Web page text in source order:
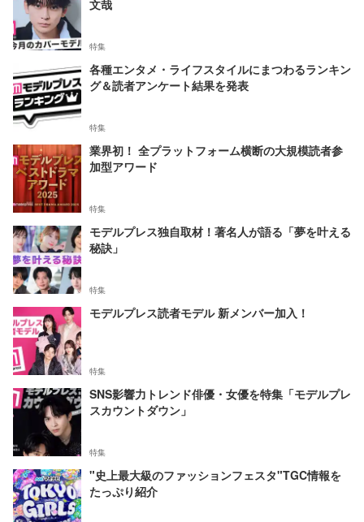
文哉
特集
各種エンタメ・ライフスタイルにまつわるランキン
グ＆読者アンケート結果を発表
特集
業界初！ 全プラットフォーム横断の大規模読者参
加型アワード
特集
モデルプレス独自取材！著名人が語る「夢を叶える
秘訣」
特集
モデルプレス読者モデル 新メンバー加入！
特集
SNS影響力トレンド俳優・女優を特集「モデルプレ
スカウントダウン」
特集
"史上最大級のファッションフェスタ"TGC情報を
たっぷり紹介